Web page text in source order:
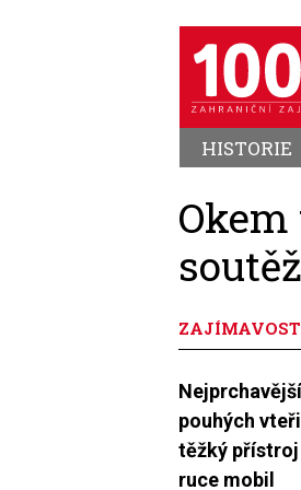
HISTORIE
pouhých
těžký přístroj
ruce mobil